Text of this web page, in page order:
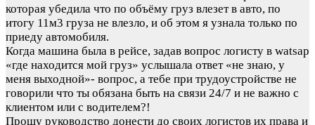
которая убедила что по объёму груз влезет в авто, по
итогу 11м3 груза не влезло, и об этом я узнала только по
приеду автомобиля.
Когда машина была в рейсе, задав вопрос логисту в watsap
«где находится мой груз» услышала ответ «не знаю, у
меня выходной»- вопрос, а тебе при трудоустройстве не
говорили что ты обязана быть на связи 24/7 и не важно с
клиентом или с водителем?!
Прошу руководство донести до своих логистов их права и